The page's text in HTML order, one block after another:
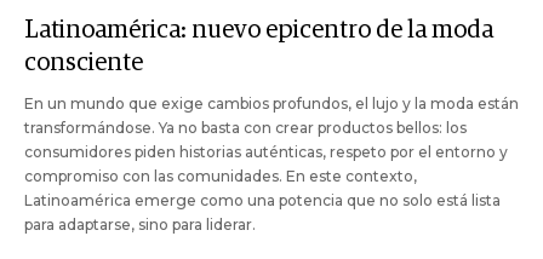
Latinoamérica: nuevo epicentro de la moda
consciente
En un mundo que exige cambios profundos, el lujo y la moda están
transformándose. Ya no basta con crear productos bellos: los
consumidores piden historias auténticas, respeto por el entorno y
compromiso con las comunidades. En este contexto,
Latinoamérica emerge como una potencia que no solo está lista
para adaptarse, sino para liderar.